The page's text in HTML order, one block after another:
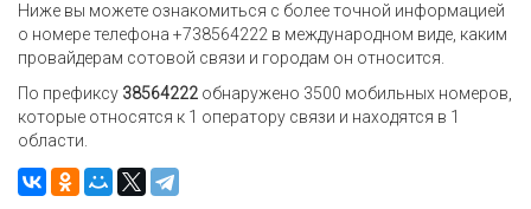
Ниже вы можете ознакомиться с более точной информацией
о номере телефона +738564222 в международном виде, каким
провайдерам сотовой связи и городам он относится.
По префиксу 38564222 обнаружено 3500 мобильных номеров,
которые относятся к 1 оператору связи и находятся в 1
области.